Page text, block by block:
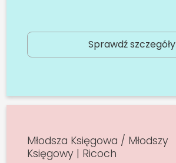
Sprawdź szczegóły
Młodsza Księgowa / Młodszy
Księgowy | Ricoch